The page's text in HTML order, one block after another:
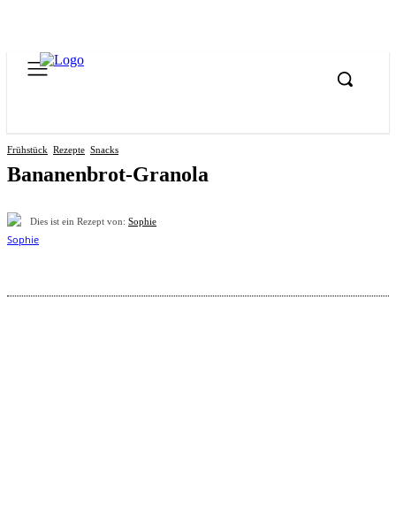
Frühstück Rezepte Snacks
Bananenbrot-Granola
Dies ist ein Rezept von: Sophie